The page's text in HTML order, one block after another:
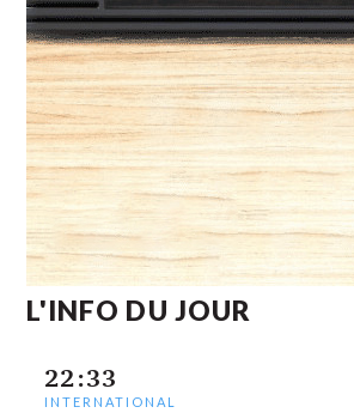
L'INFO DU JOUR
22:33
INTERNATIONAL